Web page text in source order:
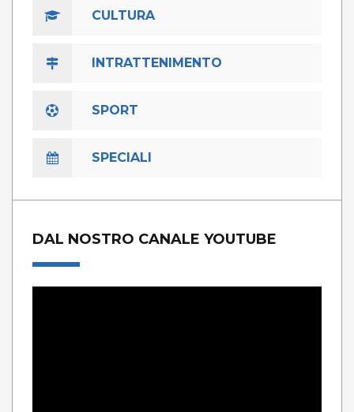
CULTURA
INTRATTENIMENTO
SPORT
SPECIALI
DAL NOSTRO CANALE YOUTUBE